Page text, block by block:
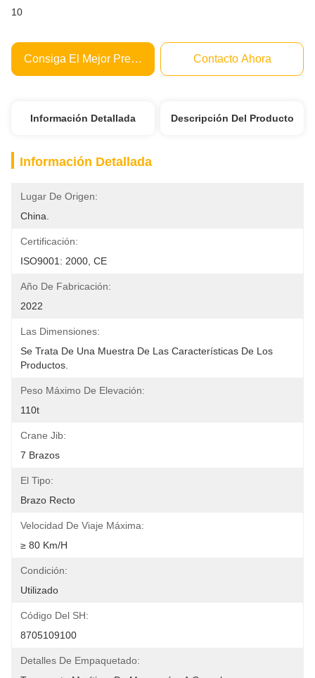
10
Consiga El Mejor Precio Contacto Ahora
Información Detallada Descripción Del Producto
Información Detallada
Lugar De Origen:
China.
Certificación:
ISO9001: 2000, CE
Año De Fabricación:
2022
Las Dimensiones:
Se Trata De Una Muestra De Las Características De Los
Productos.
Peso Máximo De Elevación:
110t
Crane Jib:
7 Brazos
El Tipo:
Brazo Recto
Velocidad De Viaje Máxima:
≥ 80 Km/h
Condición:
Utilizado
Código Del SH:
8705109100
Detalles De Empaquetado: